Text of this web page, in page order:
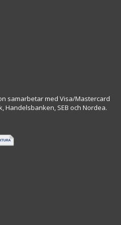
samarbetar med Visa/Mastercard
SEB och Nordea.